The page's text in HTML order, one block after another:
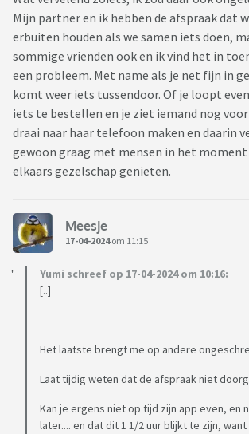
Mijn partner en ik hebben de afspraak dat
erbuiten houden als we samen iets doen,
sommige vrienden ook en ik vind het in
een probleem. Met name als je net fijn in
komt weer iets tussendoor. Of je loopt
iets te bestellen en je ziet iemand nog
draai naar haar telefoon maken en daarin
gewoon graag met mensen in het moment
elkaars gezelschap genieten.
Meesje
17-04-2024om 11:15
Yumi schreef op 17-04-2024 om 10:16:
[..]
Het laatste brengt me op andere
Laat tijdig weten dat de afspraak niet
Kan je ergens niet op tijd zijn app even, en
later.... en dat dit 1 1/2 uur blijkt te zijn, want